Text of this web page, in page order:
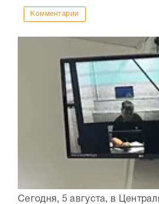
Комментарии
Сегодня, 5 августа, в